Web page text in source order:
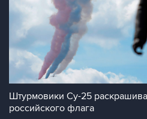
Штурмовики Су-25
российского флага